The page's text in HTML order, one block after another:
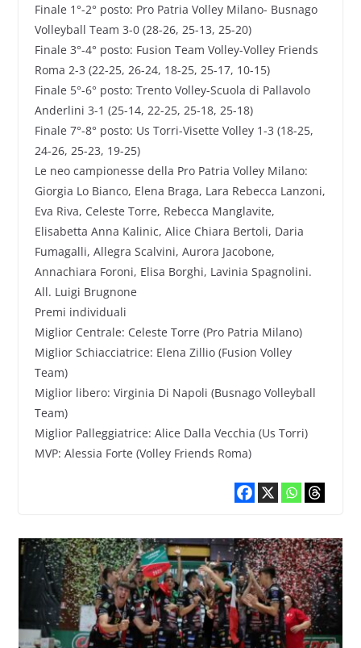
Finale 1°-2° posto: Pro Patria Volley Milano- Busnago
Volleyball Team 3-0 (28-26, 25-13, 25-20)
Finale 3°-4° posto: Fusion Team Volley-Volley Friends
Roma 2-3 (22-25, 26-24, 18-25, 25-17, 10-15)
Finale 5°-6° posto: Trento Volley-Scuola di Pallavolo
Anderlini 3-1 (25-14, 22-25, 25-18, 25-18)
Finale 7°-8° posto: Us Torri-Visette Volley 1-3 (18-25,
24-26, 25-23, 19-25)
Le neo campionesse della Pro Patria Volley Milano:
Giorgia Lo Bianco, Elena Braga, Lara Rebecca Lanzoni,
Eva Riva, Celeste Torre, Rebecca Manglavite,
Elisabetta Anna Kalinic, Alice Chiara Bertoli, Daria
Fumagalli, Allegra Scalvini, Aurora Jacobone,
Annachiara Foroni, Elisa Borghi, Lavinia Spagnolini.
All. Luigi Brugnone
Premi individuali
Miglior Centrale: Celeste Torre (Pro Patria Milano)
Miglior Schiacciatrice: Elena Zillio (Fusion Volley
Team)
Miglior libero: Virginia Di Napoli (Busnago Volleyball
Team)
Miglior Palleggiatrice: Alice Dalla Vecchia (Us Torri)
MVP: Alessia Forte (Volley Friends Roma)